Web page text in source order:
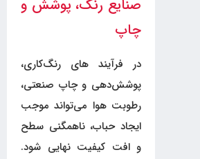
صنایع رنگ، پوشش و
چاپ
در فرآیند های رنگ‌کاری،
پوشش‌دهی و چاپ صنعتی،
رطوبت هوا می‌تواند موجب
ایجاد حباب، ناهمگنی سطح
و افت کیفیت نهایی شود.